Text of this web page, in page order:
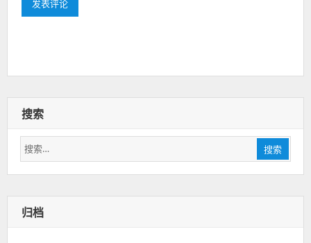
搜索
搜
索：
搜索
归档